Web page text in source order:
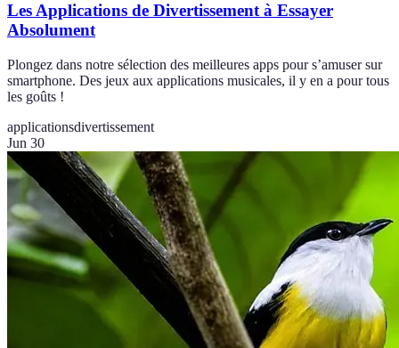
Les Applications de Divertissement à Essayer
Absolument
Plongez dans notre sélection des meilleures apps pour s’amuser sur
smartphone. Des jeux aux applications musicales, il y en a pour tous
les goûts !
applicationsdivertissement
Jun 30